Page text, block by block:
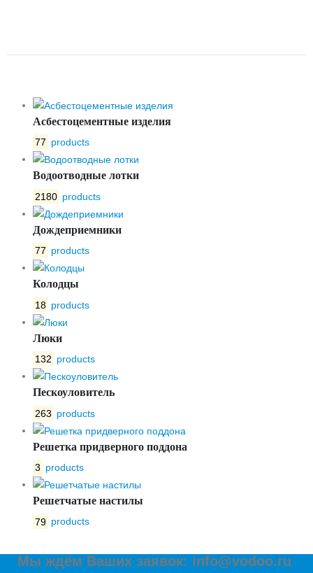
Асбестоцементные изделия
77 products
Водоотводные лотки
2180 products
Дождеприемники
77 products
Колодцы
18 products
Люки
132 products
Пескоуловитель
263 products
Решетка придверного поддона
3 products
Решетчатые настилы
79 products
Мы ждём Ваших заявок: info@vodoo.ru